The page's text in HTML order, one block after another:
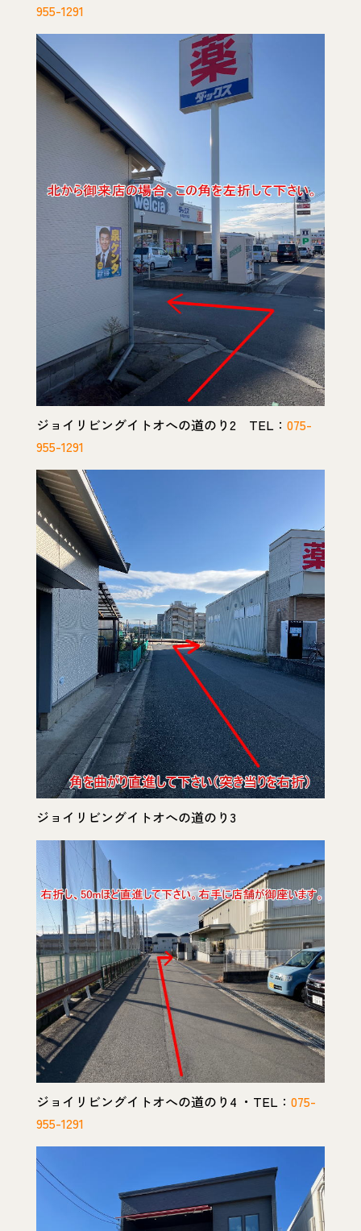
955-1291
ジョイリビングイトオへの道のり2 TEL： 075-
955-1291
ジョイリビングイトオへの道のり3
ジョイリビングイトオへの道のり4 ・TEL： 075-
955-1291